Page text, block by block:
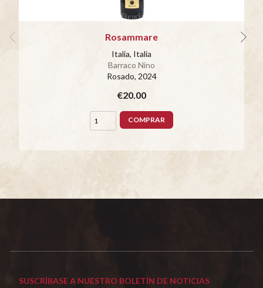
Rosammare
Italia, Italia
Barraco Nino
Rosado, 2024
€20.00
COMPRAR
SUSCRÍBASE A NUESTRO BOLETÍN DE NOTICIAS